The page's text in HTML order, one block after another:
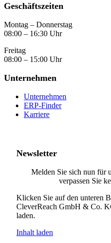
Geschäftszeiten
Montag – Donnerstag
08:00 – 16:30 Uhr
Freitag
08:00 – 15:00 Uhr
Unternehmen
Unternehmen
ERP-Finder
Karriere
Newsletter
Melden Sie sich nun für
verpassen Sie
Klicken Sie auf den unteren
CleverReach GmbH & Co.
laden.
Inhalt laden